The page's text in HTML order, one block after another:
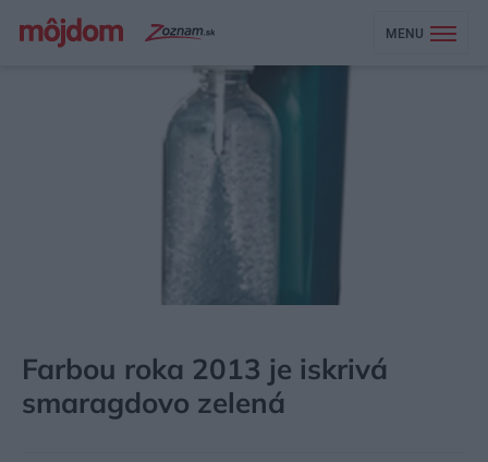
MENU
Farbou roka 2013 je iskrivá
smaragdovo zelená